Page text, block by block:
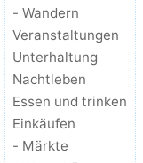
- Wandern
Veranstaltungen
Unterhaltung
Nachtleben
Essen und trinken
Einkäufen
- Märkte